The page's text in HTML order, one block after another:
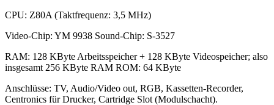
CPU: Z80A (Taktfrequenz: 3,5 MHz)
Video-Chip: YM 9938 Sound-Chip: S-3527
RAM: 128 KByte Arbeitsspeicher + 128 KByte Videospeicher; also
insgesamt 256 KByte RAM ROM: 64 KByte
Anschlüsse: TV, Audio/Video out, RGB, Kassetten-Recorder,
Centronics für Drucker, Cartridge Slot (Modulschacht).